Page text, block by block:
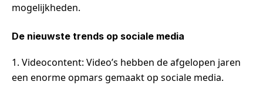
mogelijkheden.
De nieuwste trends op sociale media
1. Videocontent: Video’s hebben de afgelopen jaren
een enorme opmars gemaakt op sociale media.